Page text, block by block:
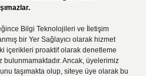
Bilgi Teknolojileri ve İletişim
bir Yer Sağlayıcı olarak hizmet
içerikleri proaktif olarak denetleme
bulunmamaktadır. Ancak, üyelerimiz
taşımakta olup, siteye üye olarak bu